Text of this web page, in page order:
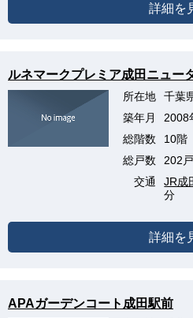
詳細を
ルネマークプレミア成田ニュー
所在地
千葉
築年月
2008
総階数
10階
総戸数
202戸
交通
JR成
分
詳細を
APAガーデンコート成田駅前